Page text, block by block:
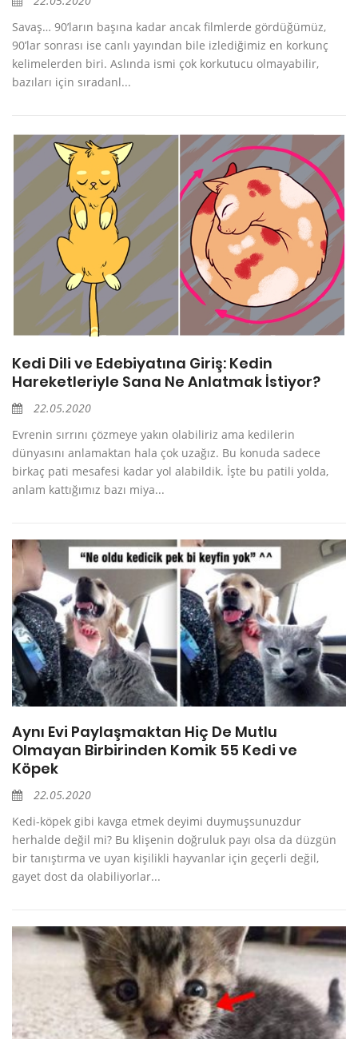
Savaş… 90’ların başına kadar ancak filmlerde gördüğümüz,
90’lar sonrası ise canlı yayından bile izlediğimiz en korkunç
kelimelerden biri. Aslında ismi çok korkutucu olmayabilir,
bazıları için sıradanl...
Kedi Dili ve Edebiyatına Giriş: Kedin
Hareketleriyle Sana Ne Anlatmak İstiyor?
22.05.2020
Evrenin sırrını çözmeye yakın olabiliriz ama kedilerin
dünyasını anlamaktan hala çok uzağız. Bu konuda sadece
birkaç pati mesafesi kadar yol alabildik. İşte bu patili yolda,
anlam kattığımız bazı miya...
Aynı Evi Paylaşmaktan Hiç De Mutlu
Olmayan Birbirinden Komik 55 Kedi ve
Köpek
22.05.2020
Kedi-köpek gibi kavga etmek deyimi duymuşsunuzdur
herhalde değil mi? Bu klişenin doğruluk payı olsa da düzgün
bir tanıştırma ve uyan kişilikli hayvanlar için geçerli değil,
gayet dost da olabiliyorlar...